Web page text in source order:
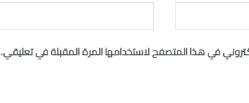
في هذا المتصفح لاستخدامها المرة المقبلة في تعليقي.